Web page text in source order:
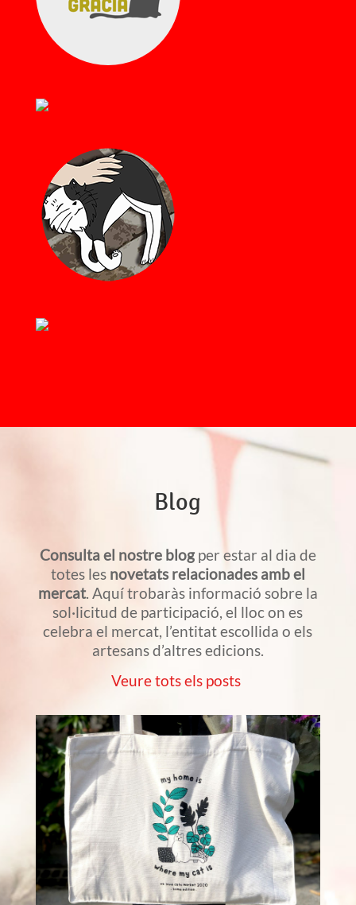
Blog
Consulta el nostre blogper estar al dia de
totes les novetats relacionades amb el
mercat. Aquí trobaràs informació sobre la
sol·licitud de participació, el lloc on es
celebra el mercat, l’entitat escollida o els
artesans d’altres edicions.
Veure tots els posts